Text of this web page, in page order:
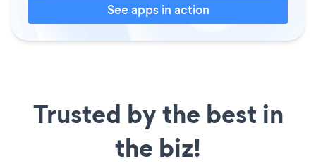
See apps in action
Trusted by the best in
the biz!